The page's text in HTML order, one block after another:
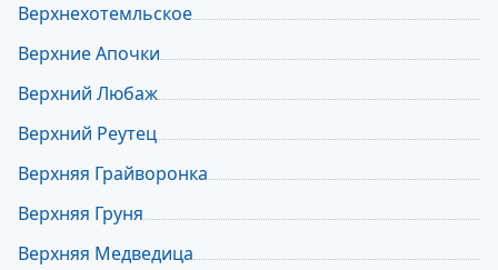
Верхнехотемльское
Верхние Апочки
Верхний Любаж
Верхний Реутец
Верхняя Грайворонка
Верхняя Груня
Верхняя Медведица